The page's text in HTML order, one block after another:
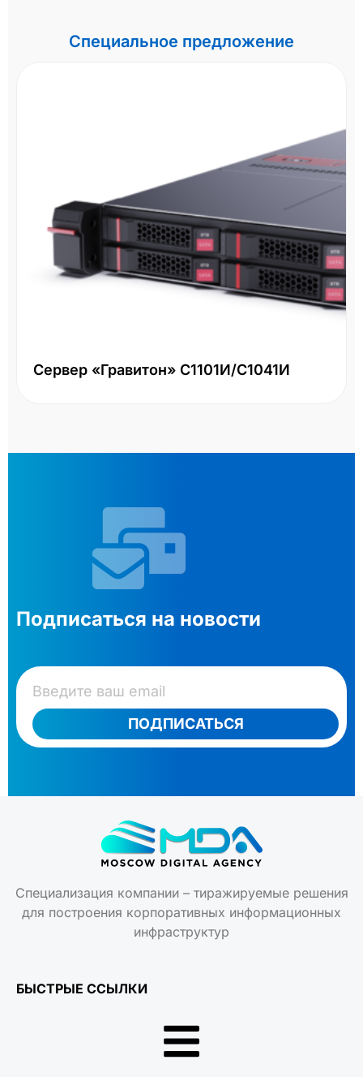
Специальное предложение
Сервер «Гравитон» С1101И/С1041И
Подписаться на новости
ПОДПИСАТЬСЯ
Специализация компании – тиражируемые решения
для построения корпоративных информационных
инфраструктур
БЫСТРЫЕ ССЫЛКИ